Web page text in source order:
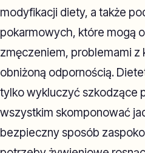
modyfikacji diety, a także
pokarmowych, które mogą
zmęczeniem, problemami z
obniżoną odpornością.
tylko wykluczyć szkodzące
wszystkim skomponować
bezpieczny sposób